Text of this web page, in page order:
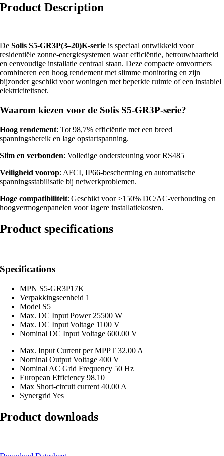
Product Description
De Solis S5-GR3P(3–20)K-serie is speciaal ontwikkeld voor
residentiële zonne-energiesystemen waar efficiëntie, betrouwbaarheid
en eenvoudige installatie centraal staan. Deze compacte omvormers
combineren een hoog rendement met slimme monitoring en zijn
bijzonder geschikt voor woningen met beperkte ruimte of een instabiel
elektriciteitsnet.
Waarom kiezen voor de Solis S5-GR3P-serie?
Hoog rendement: Tot 98,7% efficiëntie met een breed
spanningsbereik en lage opstartspanning.
Slim en verbonden: Volledige ondersteuning voor RS485
Veiligheid voorop: AFCI, IP66-bescherming en automatische
spanningsstabilisatie bij netwerkproblemen.
Hoge compatibiliteit: Geschikt voor >150% DC/AC-verhouding en
hoogvermogenpanelen voor lagere installatiekosten.
Product specifications
Specifications
MPN S5-GR3P17K
Verpakkingseenheid 1
Model S5
Max. DC Input Power 25500 W
Max. DC Input Voltage 1100 V
Nominal DC Input Voltage 600.00 V
Max. Input Current per MPPT 32.00 A
Nominal Output Voltage 400 V
Nominal AC Grid Frequency 50 Hz
European Efficiency 98.10
Max Short-circuit current 40.00 A
Synergrid Yes
Product downloads